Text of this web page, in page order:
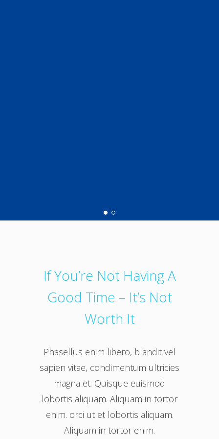
If You’re Not Having A
Good Time – It’s Not
Worth It
Phasellus enim libero, blandit vel
sapien vitae, condimentum ultricies
magna et. Quisque euismod
lobortis aliquam. Aliquam in tortor
enim. orci ut et lobortis aliquam.
Aliquam in tortor enim.